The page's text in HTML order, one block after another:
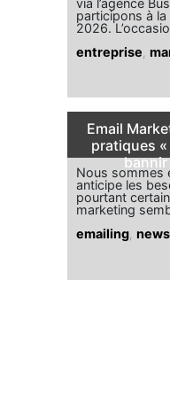
participons à la
2026.
entreprise
Email
pratiques
bannir
Nous sommes
anticipe les
pourtant
marketing
emailing,